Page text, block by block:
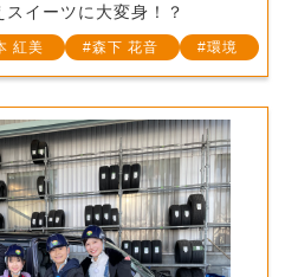
イーツに大変身！？
紅美 森下 花音 環境